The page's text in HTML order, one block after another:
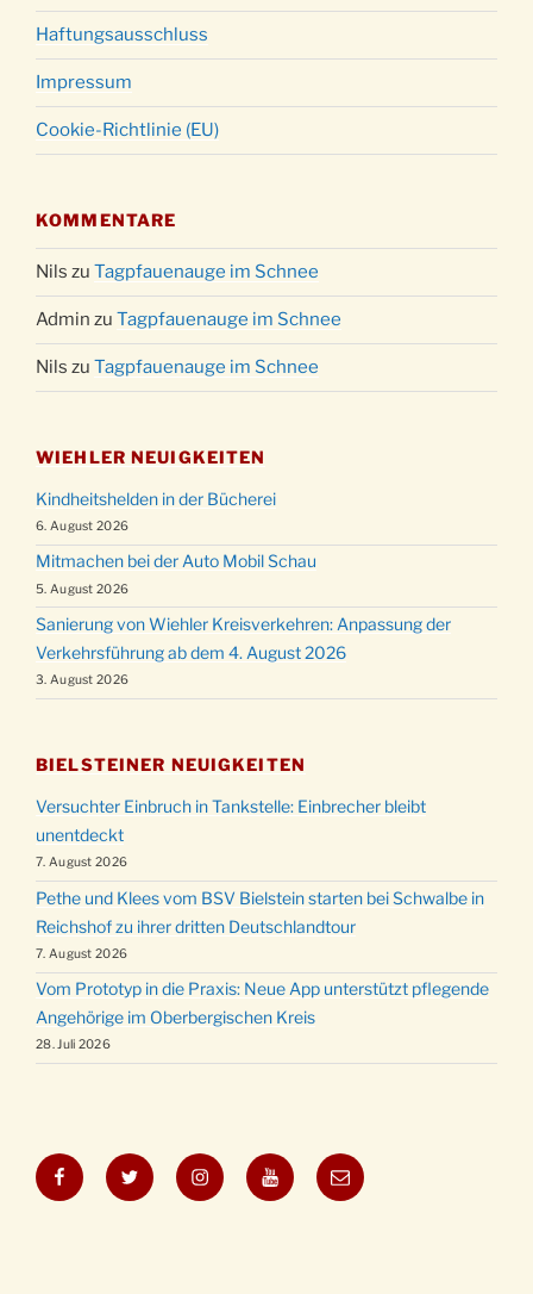
Haftungsausschluss
Impressum
Cookie-Richtlinie (EU)
KOMMENTARE
Nils zu Tagpfauenauge im Schnee
Admin zu Tagpfauenauge im Schnee
Nils zu Tagpfauenauge im Schnee
WIEHLER NEUIGKEITEN
Kindheitshelden in der Bücherei
6. August 2026
Mitmachen bei der Auto Mobil Schau
5. August 2026
Sanierung von Wiehler Kreisverkehren: Anpassung der
Verkehrsführung ab dem 4. August 2026
3. August 2026
BIELSTEINER NEUIGKEITEN
Versuchter Einbruch in Tankstelle: Einbrecher bleibt
unentdeckt
7. August 2026
Pethe und Klees vom BSV Bielstein starten bei Schwalbe in
Reichshof zu ihrer dritten Deutschlandtour
7. August 2026
Vom Prototyp in die Praxis: Neue App unterstützt pflegende
Angehörige im Oberbergischen Kreis
28. Juli 2026
FacebookTwitter InstagramYouTubeE-
Mail